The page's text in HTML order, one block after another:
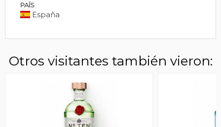
PAÍS
España
Otros visitantes también vieron: